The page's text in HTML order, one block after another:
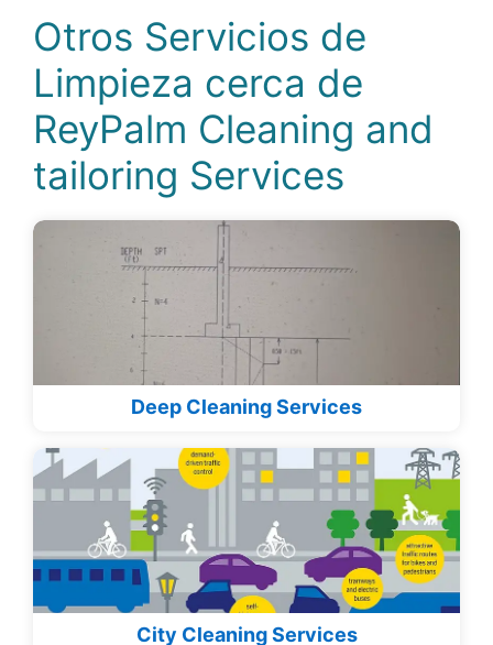
Otros Servicios de
Limpieza cerca de
ReyPalm Cleaning and
tailoring Services
Deep Cleaning Services
City Cleaning Services